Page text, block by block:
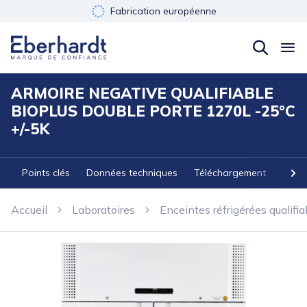
Fabrication européenne
ARMOIRE NEGATIVE QUALIFIABLE
BIOPLUS DOUBLE PORTE 1270L -25°C
+/-5K
Points clés Données techniques Téléchargement
Accueil Laboratoires Enceintes réfrigérées